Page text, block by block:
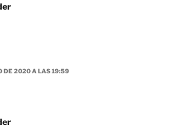
DE 2020 A LAS 19:59